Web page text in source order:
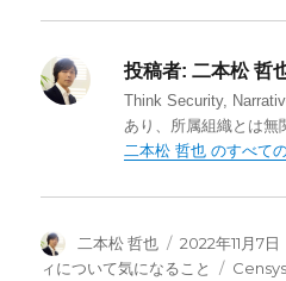
c
b
o
o
i
n
e
d
I
n
投稿者: 二本松 哲
Think Security,
あり、所属組織とは無
二本松 哲也 のすべて
投
稿
二本松 哲也
投
稿
2022年11月7日
ィについて気になること
タ
Censys